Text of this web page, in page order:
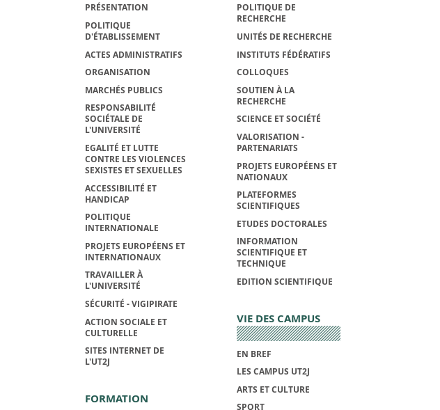
PRÉSENTATION
POLITIQUE
D'ÉTABLISSEMENT
ACTES ADMINISTRATIFS
ORGANISATION
MARCHÉS PUBLICS
RESPONSABILITÉ
SOCIÉTALE DE
L'UNIVERSITÉ
EGALITÉ ET LUTTE
CONTRE LES VIOLENCES
SEXISTES ET SEXUELLES
ACCESSIBILITÉ ET
HANDICAP
POLITIQUE
INTERNATIONALE
PROJETS EUROPÉENS ET
INTERNATIONAUX
TRAVAILLER À
L'UNIVERSITÉ
SÉCURITÉ - VIGIPIRATE
ACTION SOCIALE ET
CULTURELLE
SITES INTERNET DE
L'UT2J
FORMATION
POLITIQUE DE
RECHERCHE
UNITÉS DE RECHERCHE
INSTITUTS FÉDÉRATIFS
COLLOQUES
SOUTIEN À LA
RECHERCHE
SCIENCE ET SOCIÉTÉ
VALORISATION -
PARTENARIATS
PROJETS EUROPÉENS ET
NATIONAUX
PLATEFORMES
SCIENTIFIQUES
ETUDES DOCTORALES
INFORMATION
SCIENTIFIQUE ET
TECHNIQUE
EDITION SCIENTIFIQUE
VIE DES CAMPUS
EN BREF
LES CAMPUS UT2J
ARTS ET CULTURE
SPORT